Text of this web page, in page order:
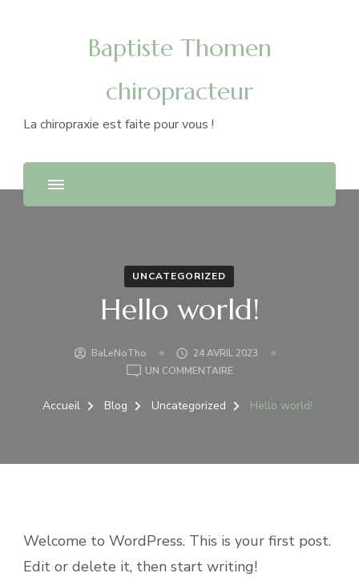
Baptiste Thomen
chiropracteur
La chiropraxie est faite pour vous !
UNCATEGORIZED
Hello world!
BaLeNoTho
24 AVRIL 2023
UN COMMENTAIRESUR
WORLD!
Accueil Blog Uncategorized Hello world!
Welcome to WordPress. This is your first post.
Edit or delete it, then start writing!